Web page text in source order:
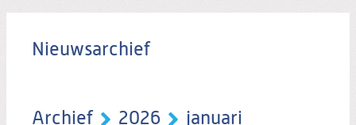
Nieuwsarchief
Archief 2026 januari